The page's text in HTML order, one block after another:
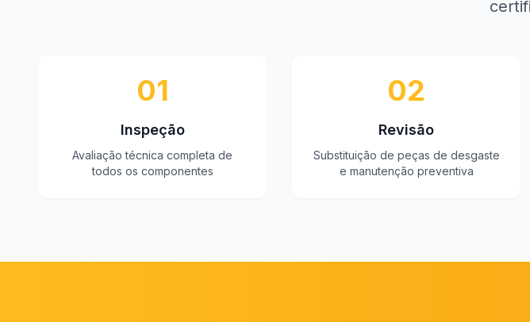
01
Inspeção
Avaliação técnica completa de
todos os componentes
02
Revisão
Substituição de peças de desgaste
e manutenção preventiva